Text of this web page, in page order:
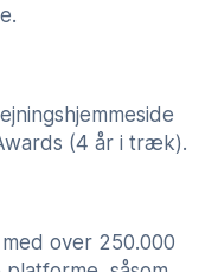
(4 år i træk).
over 250.000